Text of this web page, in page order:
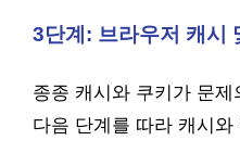
3단계: 브라우저 캐시
종종 캐시와 쿠키가 문
다음 단계를 따라 캐시